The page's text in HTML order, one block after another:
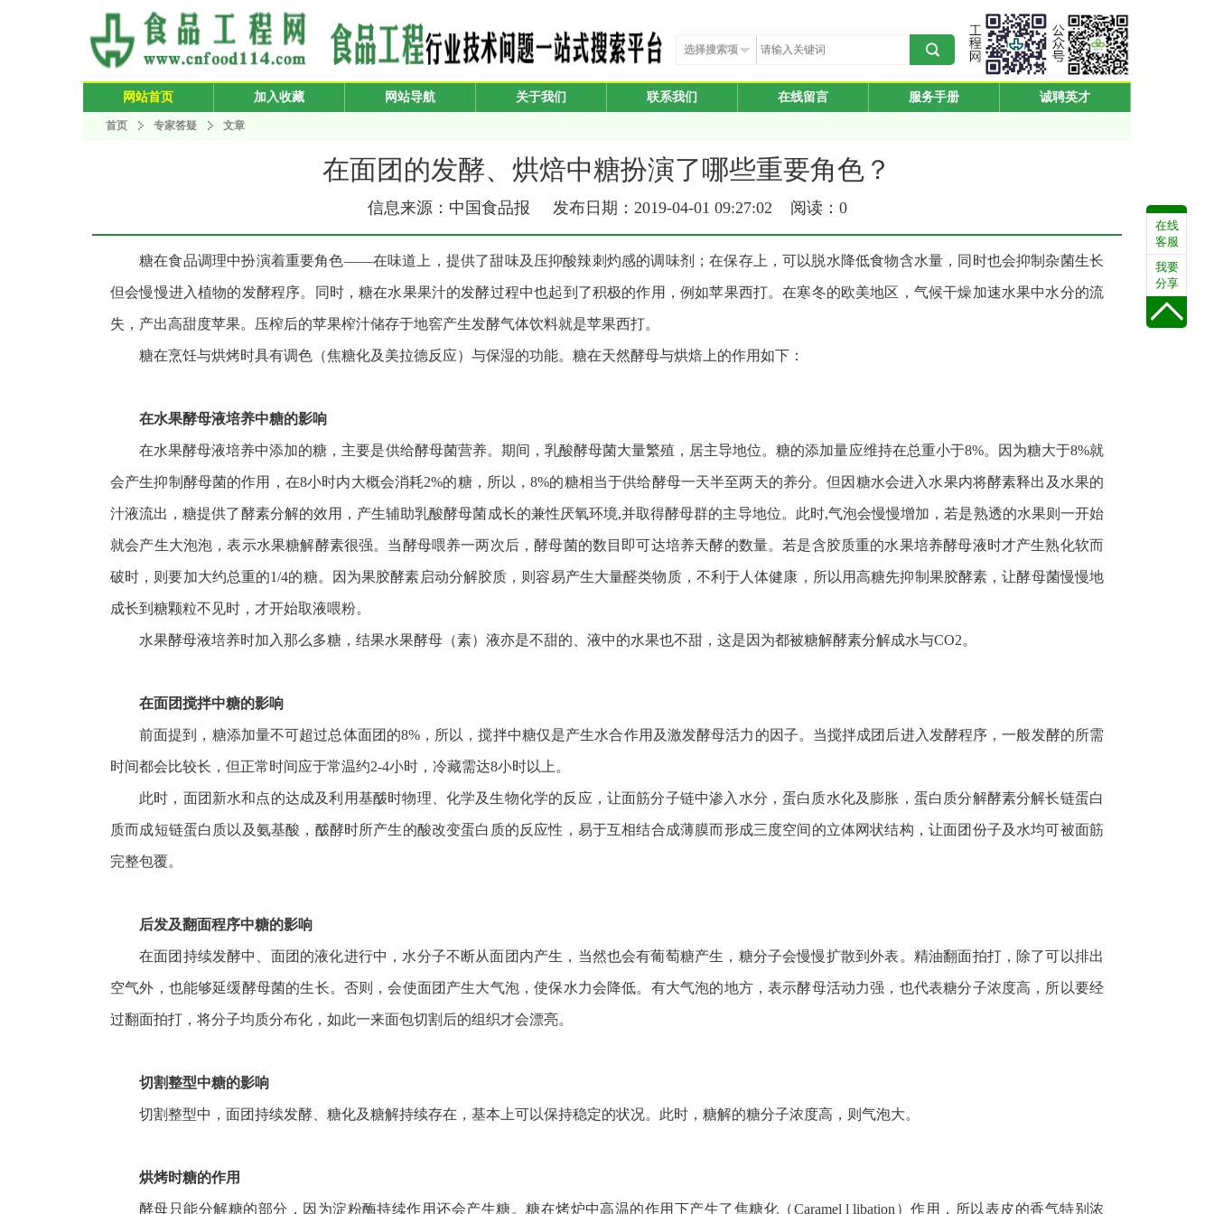
选择搜索项
网站首页 加入收藏 网站导航 关于我们 联系我们 在线留言 服务手册 诚聘英才
首页 专家答疑 文章
在面团的发酵、烘焙中糖扮演了哪些重要角色？
信息来源：中国食品报 发布日期：2019-04-01 09:27:02 阅读： 0
糖在食品调理中扮演着重要角色——在味道上，提供了甜味及压抑酸辣刺灼感的调味剂；在保存上，可以脱水降低食物含水量，同时也会抑制杂菌生长
但会慢慢进入植物的发酵程序。同时，糖在水果果汁的发酵过程中也起到了积极的作用，例如苹果西打。在寒冬的欧美地区，气候干燥加速水果中水分的流
失，产出高甜度苹果。压榨后的苹果榨汁储存于地窖产生发酵气体饮料就是苹果西打。
糖在烹饪与烘烤时具有调色（焦糖化及美拉德反应）与保湿的功能。糖在天然酵母与烘焙上的作用如下：
在水果酵母液培养中糖的影响
在水果酵母液培养中添加的糖，主要是供给酵母菌营养。期间，乳酸酵母菌大量繁殖，居主导地位。糖的添加量应维持在总重小于8%。因为糖大于8%就
会产生抑制酵母菌的作用，在8小时内大概会消耗2%的糖，所以，8%的糖相当于供给酵母一天半至两天的养分。但因糖水会进入水果内将酵素释出及水果的
汁液流出，糖提供了酵素分解的效用，产生辅助乳酸酵母菌成长的兼性厌氧环境,并取得酵母群的主导地位。此时,气泡会慢慢增加，若是熟透的水果则一开始
就会产生大泡泡，表示水果糖解酵素很强。当酵母喂养一两次后，酵母菌的数目即可达培养天酵的数量。若是含胶质重的水果培养酵母液时才产生熟化软而
破时，则要加大约总重的1/4的糖。因为果胶酵素启动分解胶质，则容易产生大量醛类物质，不利于人体健康，所以用高糖先抑制果胶酵素，让酵母菌慢慢地
成长到糖颗粒不见时，才开始取液喂粉。
水果酵母液培养时加入那么多糖，结果水果酵母（素）液亦是不甜的、液中的水果也不甜，这是因为都被糖解酵素分解成水与CO2。
在面团搅拌中糖的影响
前面提到，糖添加量不可超过总体面团的8%，所以，搅拌中糖仅是产生水合作用及激发酵母活力的因子。当搅拌成团后进入发酵程序，一般发酵的所需
时间都会比较长，但正常时间应于常温约2-4小时，冷藏需达8小时以上。
此时，面团新水和点的达成及利用基酦时物理、化学及生物化学的反应，让面筋分子链中渗入水分，蛋白质水化及膨胀，蛋白质分解酵素分解长链蛋白
质而成短链蛋白质以及氨基酸，酦酵时所产生的酸改变蛋白质的反应性，易于互相结合成薄膜而形成三度空间的立体网状结构，让面团份子及水均可被面筋
完整包覆。
后发及翻面程序中糖的影响
在面团持续发酵中、面团的液化进行中，水分子不断从面团内产生，当然也会有葡萄糖产生，糖分子会慢慢扩散到外表。精油翻面拍打，除了可以排出
空气外，也能够延缓酵母菌的生长。否则，会使面团产生大气泡，使保水力会降低。有大气泡的地方，表示酵母活动力强，也代表糖分子浓度高，所以要经
过翻面拍打，将分子均质分布化，如此一来面包切割后的组织才会漂亮。
切割整型中糖的影响
切割整型中，面团持续发酵、糖化及糖解持续存在，基本上可以保持稳定的状况。此时，糖解的糖分子浓度高，则气泡大。
烘烤时糖的作用
酵母只能分解糖的部分，因为淀粉酶持续作用还会产生糖。糖在烤炉中高温的作用下产生了焦糖化（Caramel l libation）作用，所以表皮的香气特别浓
在线
客服
我要
分享